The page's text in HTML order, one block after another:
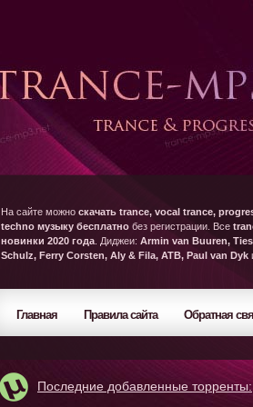
На сайте можно скачать trance, vocal trance,
techno музыку бесплатно без регистрации. Все
новинки 2020 года . Диджеи: Armin van Buuren,
Schulz, Ferry Corsten, Aly & Fila, ATB, Paul van Dyk
Главная Правила сайта Обратная
Последние добавленные торренты: